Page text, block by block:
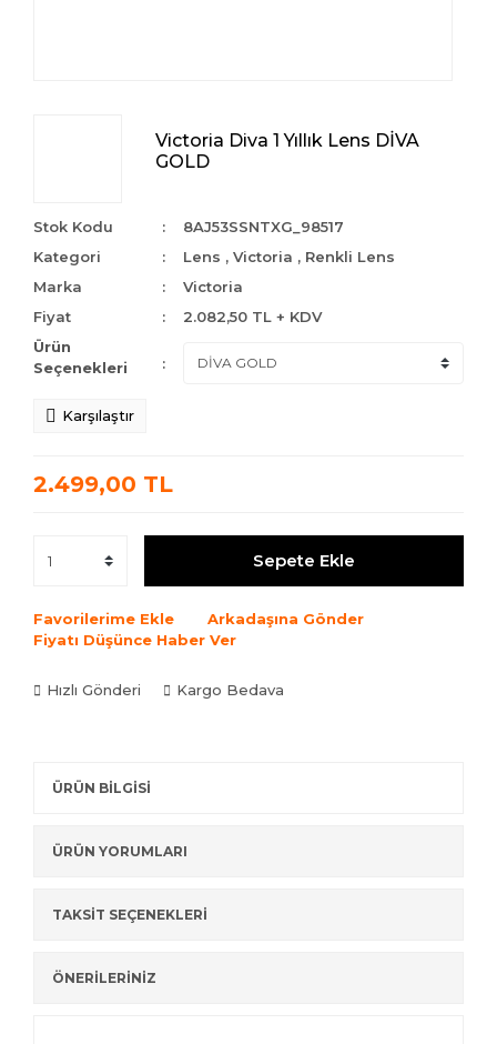
Victoria Diva 1 Yıllık Lens DİVA
GOLD
Stok Kodu
8AJ53SSNTXG_98517
Kategori
Lens ,Victoria , Renkli Lens
Marka
Victoria
Fiyat
2.082,50 TL + KDV
Ürün
Seçenekleri
Karşılaştır
2.499,00 TL
Sepete Ekle
Favorilerime Ekle
Arkadaşına Gönder
Fiyatı Düşünce Haber Ver
Hızlı Gönderi Kargo Bedava
ÜRÜN BİLGİSİ
ÜRÜN YORUMLARI
TAKSİT SEÇENEKLERİ
ÖNERİLERİNİZ